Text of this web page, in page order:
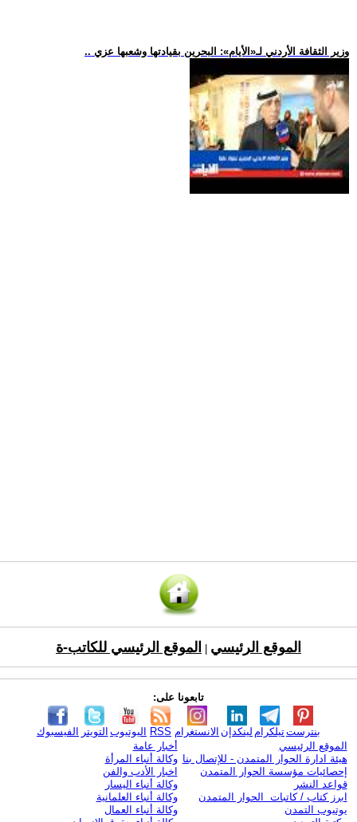
.. وزير الثقافة الأردني لـ«الأيام»: البحرين بقيادتها وشعبها عزي
الموقع الرئيسي الموقع الرئيسي للكاتب-ة
تابعونا على:
الفيسبوك التويتر اليوتيوب RSS الانستغرام لينكدإن تيلكرامبنترست
الموقع الرئيسي
هيئة ادارة الحوار المتمدن - للإتصال بنا
إحصائيات مؤسسة الحوار المتمدن
قواعد النشر
ابرز كتاب / كاتبات الحوار المتمدن
يوتيوب التمدن
أخبار عامة
وكالة أنباء المرأة
اخبار الأدب والفن
وكالة أنباء اليسار
وكالة أنباء العلمانية
وكالة أنباء العمال